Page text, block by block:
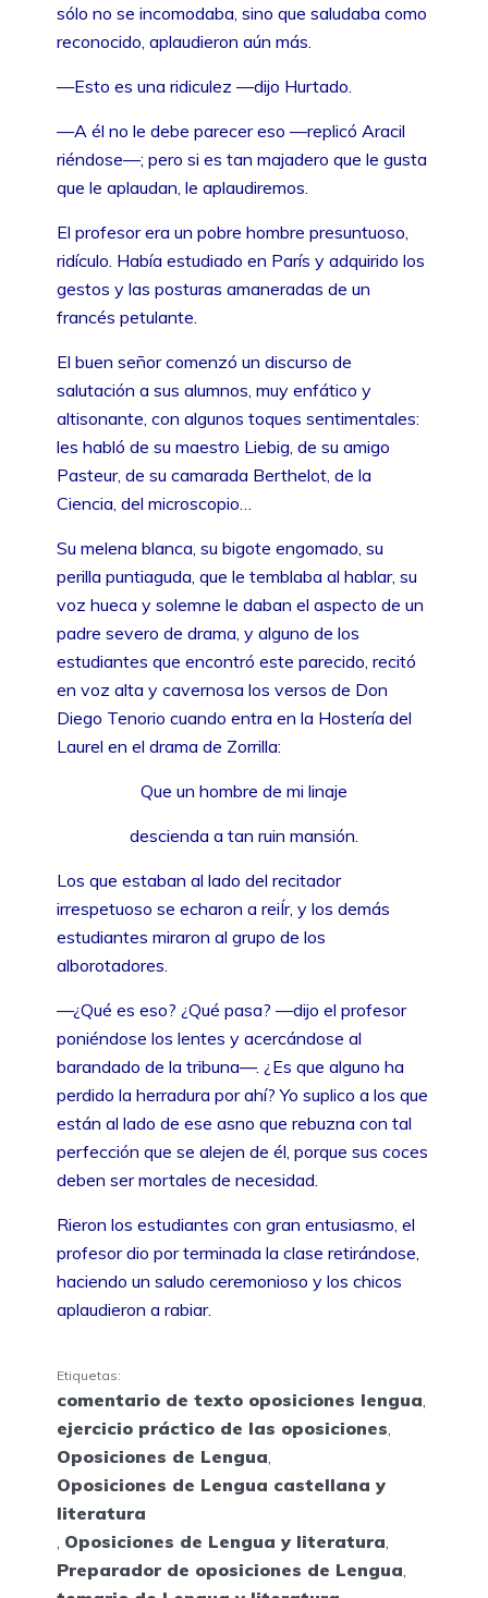
sólo no se incomodaba, sino que saludaba como
reconocido, aplaudieron aún más.
—Esto es una ridiculez —dijo Hurtado.
—A él no le debe parecer eso —replicó Aracil
riéndose—; pero si es tan majadero que le gusta
que le aplaudan, le aplaudiremos.
El profesor era un pobre hombre presuntuoso,
ridículo. Había estudiado en París y adquirido los
gestos y las posturas amaneradas de un
francés petulante.
El buen señor comenzó un discurso de
salutación a sus alumnos, muy enfático y
altisonante, con algunos toques sentimentales:
les habló de su maestro Liebig, de su amigo
Pasteur, de su camarada Berthelot, de la
Ciencia, del microscopio…
Su melena blanca, su bigote engomado, su
perilla puntiaguda, que le temblaba al hablar, su
voz hueca y solemne le daban el aspecto de un
padre severo de drama, y alguno de los
estudiantes que encontró este parecido, recitó
en voz alta y cavernosa los versos de Don
Diego Tenorio cuando entra en la Hostería del
Laurel en el drama de Zorrilla:
Que un hombre de mi linaje
descienda a tan ruin mansión.
Los que estaban al lado del recitador
irrespetuoso se echaron a reiÍr, y los demás
estudiantes miraron al grupo de los
alborotadores.
—¿Qué es eso? ¿Qué pasa? —dijo el profesor
poniéndose los lentes y acercándose al
barandado de la tribuna—. ¿Es que alguno ha
perdido la herradura por ahí? Yo suplico a los que
están al lado de ese asno que rebuzna con tal
perfección que se alejen de él, porque sus coces
deben ser mortales de necesidad.
Rieron los estudiantes con gran entusiasmo, el
profesor dio por terminada la clase retirándose,
haciendo un saludo ceremonioso y los chicos
aplaudieron a rabiar.
Etiquetas:
comentario de texto oposiciones lengua,
ejercicio práctico de las oposiciones,
Oposiciones de Lengua,
Oposiciones de Lengua castellana y
literatura
, Oposiciones de Lengua y literatura,
Preparador de oposiciones de Lengua,